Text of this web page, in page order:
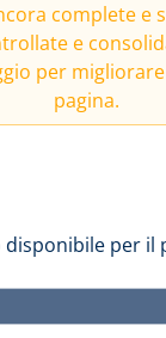
complete e
e
per
pagina.
per il